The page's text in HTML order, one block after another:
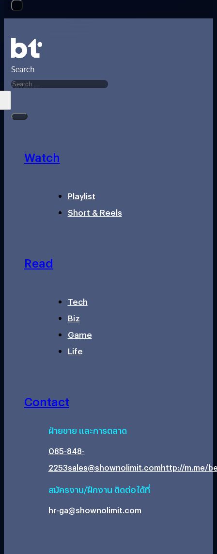
Search
Watch
Playlist
Short & Reels
Read
Tech
Biz
Game
Life
Contact
ฝ่ายขาย และการตลาด
085-848-
2253sales@shownolimit.comhttp://m.me/
สมัครงาน/ฝึกงาน ติดต่อได้ที่
hr-ga@shownolimit.com